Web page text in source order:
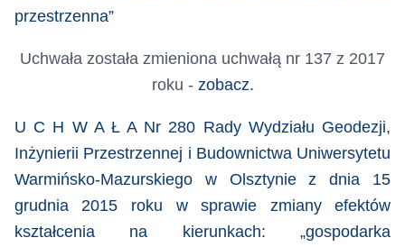
przestrzenna”
Uchwała została zmieniona uchwałą nr 137 z 2017
roku - zobacz.
U C H W A Ł A Nr 280 Rady Wydziału Geodezji,
Inżynierii Przestrzennej i Budownictwa Uniwersytetu
Warmińsko-Mazurskiego w Olsztynie z dnia 15
grudnia 2015 roku w sprawie
zmiany efektów
kształcenia na kierunkach: „gospodarka